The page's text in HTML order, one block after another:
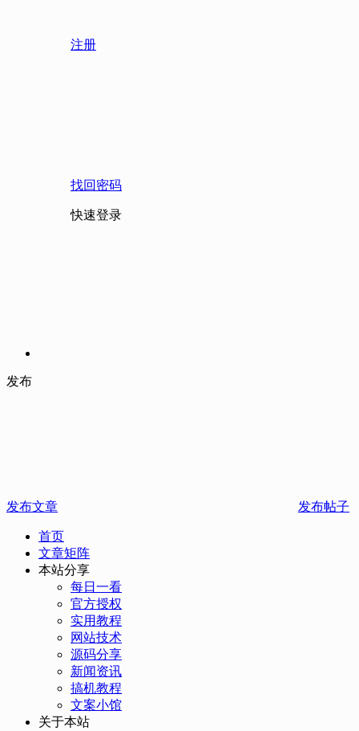
注册
找回密码
快速登录
发布
发布文章 发布帖子
首页
文章矩阵
本站分享
每日一看
官方授权
实用教程
网站技术
源码分享
新闻资讯
搞机教程
文案小馆
关于本站